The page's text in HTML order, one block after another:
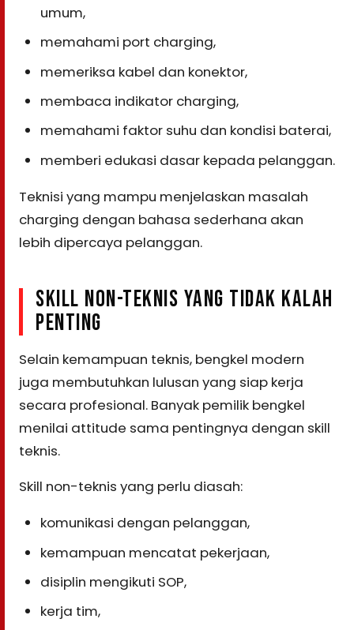
umum,
memahami port charging,
memeriksa kabel dan konektor,
membaca indikator charging,
memahami faktor suhu dan kondisi baterai,
memberi edukasi dasar kepada pelanggan.
Teknisi yang mampu menjelaskan masalah
charging dengan bahasa sederhana akan
lebih dipercaya pelanggan.
SKILL NON-TEKNIS YANG TIDAK KALAH
PENTING
Selain kemampuan teknis, bengkel modern
juga membutuhkan lulusan yang siap kerja
secara profesional. Banyak pemilik bengkel
menilai attitude sama pentingnya dengan skill
teknis.
Skill non-teknis yang perlu diasah:
komunikasi dengan pelanggan,
kemampuan mencatat pekerjaan,
disiplin mengikuti SOP,
kerja tim,